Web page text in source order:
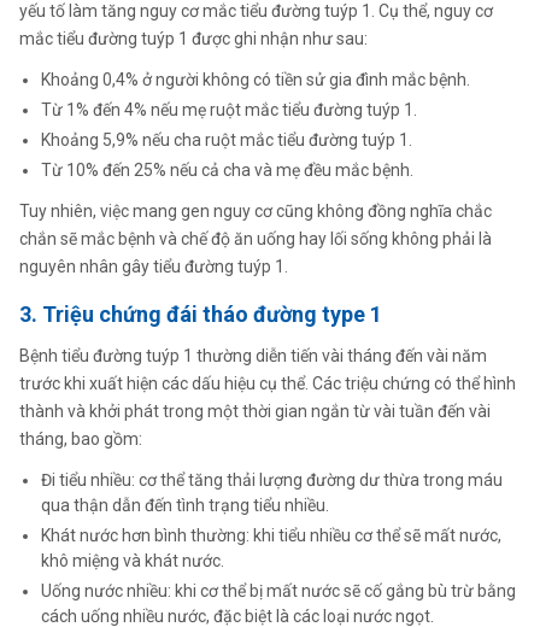
yếu tố làm tăng nguy cơ mắc tiểu đường tuýp 1. Cụ thể, nguy cơ
mắc tiểu đường tuýp 1 được ghi nhận như sau:
Khoảng 0,4% ở người không có tiền sử gia đình mắc bệnh.
Từ 1% đến 4% nếu mẹ ruột mắc tiểu đường tuýp 1.
Khoảng 5,9% nếu cha ruột mắc tiểu đường tuýp 1.
Từ 10% đến 25% nếu cả cha và mẹ đều mắc bệnh.
Tuy nhiên, việc mang gen nguy cơ cũng không đồng nghĩa chắc
chắn sẽ mắc bệnh và chế độ ăn uống hay lối sống không phải là
nguyên nhân gây tiểu đường tuýp 1.
3. Triệu chứng đái tháo đường type 1
Bệnh tiểu đường tuýp 1 thường diễn tiến vài tháng đến vài năm
trước khi xuất hiện các dấu hiệu cụ thể. Các triệu chứng có thể hình
thành và khởi phát trong một thời gian ngắn từ vài tuần đến vài
tháng, bao gồm:
Đi tiểu nhiều: cơ thể tăng thải lượng đường dư thừa trong máu
qua thận dẫn đến tình trạng tiểu nhiều.
Khát nước hơn bình thường: khi tiểu nhiều cơ thể sẽ mất nước,
khô miệng và khát nước.
Uống nước nhiều: khi cơ thể bị mất nước sẽ cố gắng bù trừ bằng
cách uống nhiều nước, đặc biệt là các loại nước ngọt.